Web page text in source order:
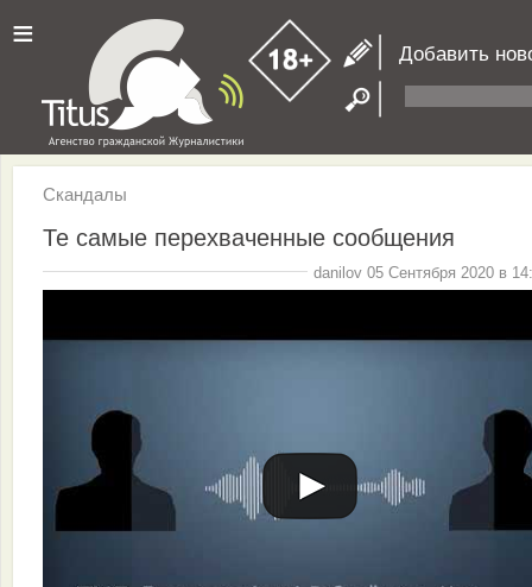
≡ Добавить
Скандалы
Те самые перехваченные сообщения
danilov 05 Сентября 2020 в